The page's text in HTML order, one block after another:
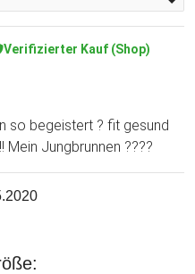
gut gehen. Die
und die, die es werden
Verifizierter Kauf (Shop)
so begeistert ? fit gesund
Mein Jungbrunnen ????